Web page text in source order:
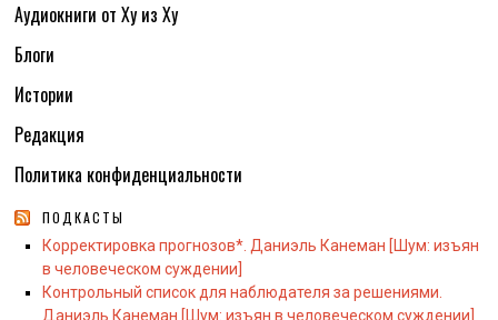
Аудиокниги от Ху из Ху
Блоги
Истории
Редакция
Политика конфиденциальности
ПОДКАСТЫ
Корректировка прогнозов*. Даниэль Канеман [Шум: изъян
в человеческом суждении]
Контрольный список для наблюдателя за решениями.
Даниэль Канеман [Шум: изъян в человеческом суждении]